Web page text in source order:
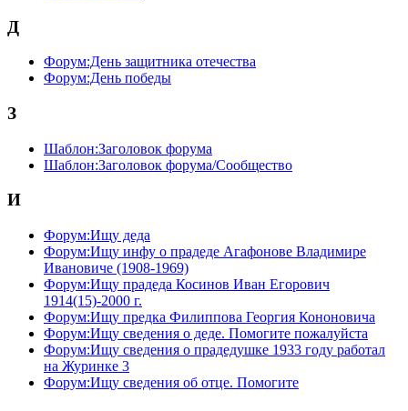
Д
Форум:День защитника отечества
Форум:День победы
З
Шаблон:Заголовок форума
Шаблон:Заголовок форума/Сообщество
И
Форум:Ищу деда
Форум:Ищу инфу о прадеде Агафонове Владимире
Ивановиче (1908-1969)
Форум:Ищу прадеда Косинов Иван Егорович
1914(15)-2000 г.
Форум:Ищу предка Филиппова Георгия Кононовича
Форум:Ищу сведения о деде. Помогите пожалуйста
Форум:Ищу сведения о прадедушке 1933 году работал
на Журинке 3
Форум:Ищу сведения об отце. Помогите